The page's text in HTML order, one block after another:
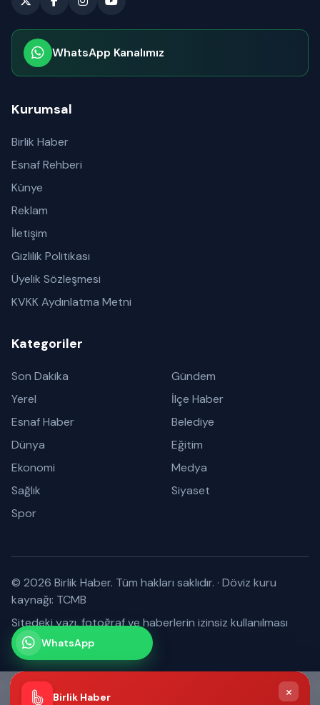
WhatsApp Kanalımız
Kurumsal
Birlik Haber
Esnaf Rehberi
Künye
Reklam
İletişim
Gizlilik Politikası
Üyelik Sözleşmesi
KVKK Aydınlatma Metni
Kategoriler
Son Dakika
Gündem
Yerel
İlçe Haber
Esnaf Haber
Belediye
Dünya
Eğitim
Ekonomi
Medya
Sağlık
Siyaset
Spor
© 2026 Birlik Haber. Tüm hakları saklıdır. · Döviz kuru
kaynağı: TCMB
Sitedeki yazı, fotoğraf ve haberlerin izinsiz kullanılması
yasaktır.WhatsApp
Kanalımız
Abone olabilirsiniz
Birlik Haber ×